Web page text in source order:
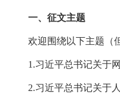
一、
欢迎围绕以下主题（
1.习近平总书记关于
2.习近平总书记关于